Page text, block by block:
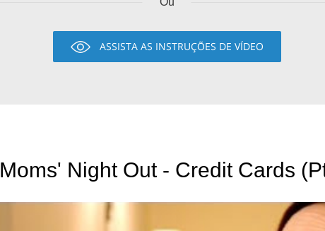
ASSISTA AS INSTRUÇÕES DE VÍDEO
Moms' Night Out - Credit Cards